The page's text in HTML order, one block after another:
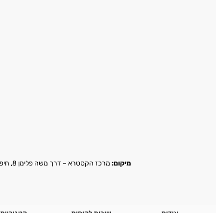
מיקום: מרכז הקסטרא – דרך משה פלימן 8, חיפה |